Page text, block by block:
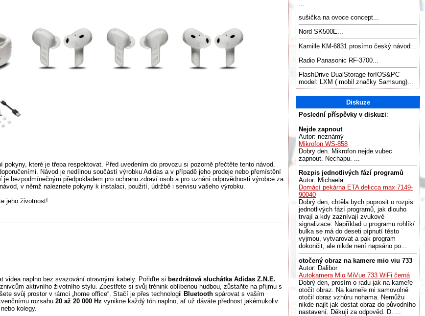
pokyny, které je třeba respektovat. Před uvedením do provozu si pozorně přečtěte tento návod.
Návod je nedílnou součástí výrobku Adidas a v případě jeho prodeje nebo přemístění
bezpodmínečným předpokladem pro ochranu zdraví osob a pro uznání odpovědnosti výrobce za
v němž naleznete pokyny k instalaci, použití, údržbě i servisu vašeho výrobku.
jeho životnost!
videa naplno bez svazování otravnými kabely. Pořiďte si bezdrátová sluchátka Adidas Z.N.E.
aktivního životního stylu. Zpestřete si svůj trénink oblíbenou hudbou, zůstaňte na příjmu s
svůj prostor v rámci „home office“. Stačí je přes technologii Bluetooth spárovat s vaším
rozsahu 20 až 20 000 Hz vynikne každý tón naplno, ať už dáváte přednost jakémukoliv
kolegy.
sušička na ovoce concept...
Nord SK500E...
Kamille KM-6831 prosímo český návod...
Radio Panasonic RF-3700...
FlashDrive-DualStorage forIOS&PC
model: LXM ( mobil značky Samsung)...
Diskuze
Poslední příspěvky v diskuzi:
Nejde zapnout
Autor: neznámý
Mikrofon WS-858
Dobry den. Mikrofon nejde vubec
zapnout. Nechapu. ...
Rozpis jednotlivých fází programů
Autor: Michaela
Domácí pekárna ETA delicca max 7149-
90040
Dobrý den, chtěla bych poprosit o rozpis
jednotlivých fází programů, jak dlouho
trvají a kdy zaznívají zvukové
signalizace. Například u programu rohlík/
bulka se má do deseti pípnutí těsto
vyjmou, vytvarovat a pak program
dokončit, ale nikde není napsáno po...
otočený obraz na kamere mio viu 733
Autor: Dalibor
Autokamera Mio MiVue 733 WiFi černá
Dobrý den, prosím o radu jak na kameře
otočit obraz. Na kameře mi samovolně
otočil obraz vzhůru nohama. Nemůžu
nikde najít jak dostat obraz do původního
nastavení. Děkuji za odpověd. D. ...